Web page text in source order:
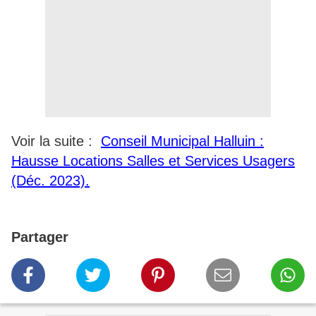
Voir la suite : Conseil Municipal Halluin :
Hausse Locations Salles et Services Usagers
(Déc. 2023).
Partager